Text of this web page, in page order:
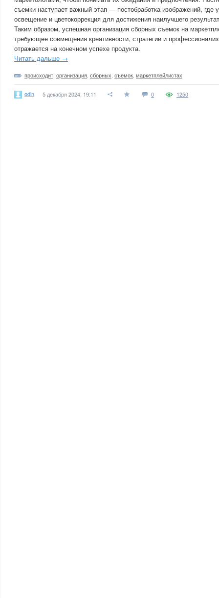
съемки наступает важный этап — постобработка изображений, где
освещение и цветокоррекция для достижения наилучшего
Таким образом, успешная организация сборных съемок на
требующее совмещения креативности, стратегии и
отражается на конечном успехе продукта.
Читать дальше →
происходит организация сборных съемок маркетплейлистах
odin 5 декабря 2024, 19:11 0 1250